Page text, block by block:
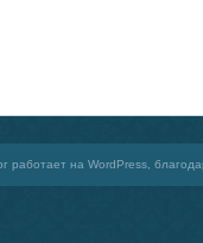
работает на WordPress,